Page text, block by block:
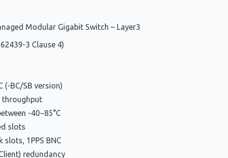
Modular Gigabit Switch – Layer3
3 Clause 4)
(-BC/SB version)
throughput
-40~85°C
slots
slots, 1PPS BNC
redundancy